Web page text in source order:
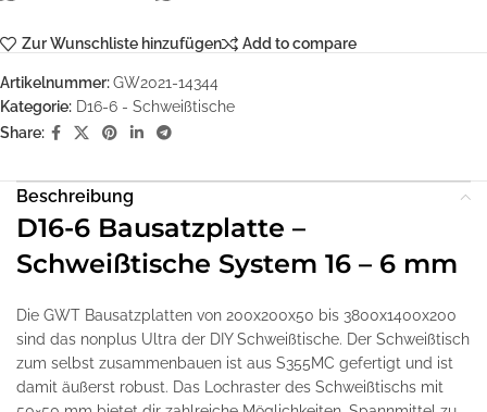
Zur Wunschliste hinzufügen Add to compare
Artikelnummer:GW2021-14344
Kategorie: D16-6 - Schweißtische
Share:
Beschreibung
D16-6 Bausatzplatte –
Schweißtische System 16 – 6 mm
Die GWT Bausatzplatten von 200x200x50 bis 3800x1400x200
sind das nonplus Ultra der DIY Schweißtische. Der Schweißtisch
zum selbst zusammenbauen ist aus S355MC gefertigt und ist
damit äußerst robust. Das Lochraster des Schweißtischs mit